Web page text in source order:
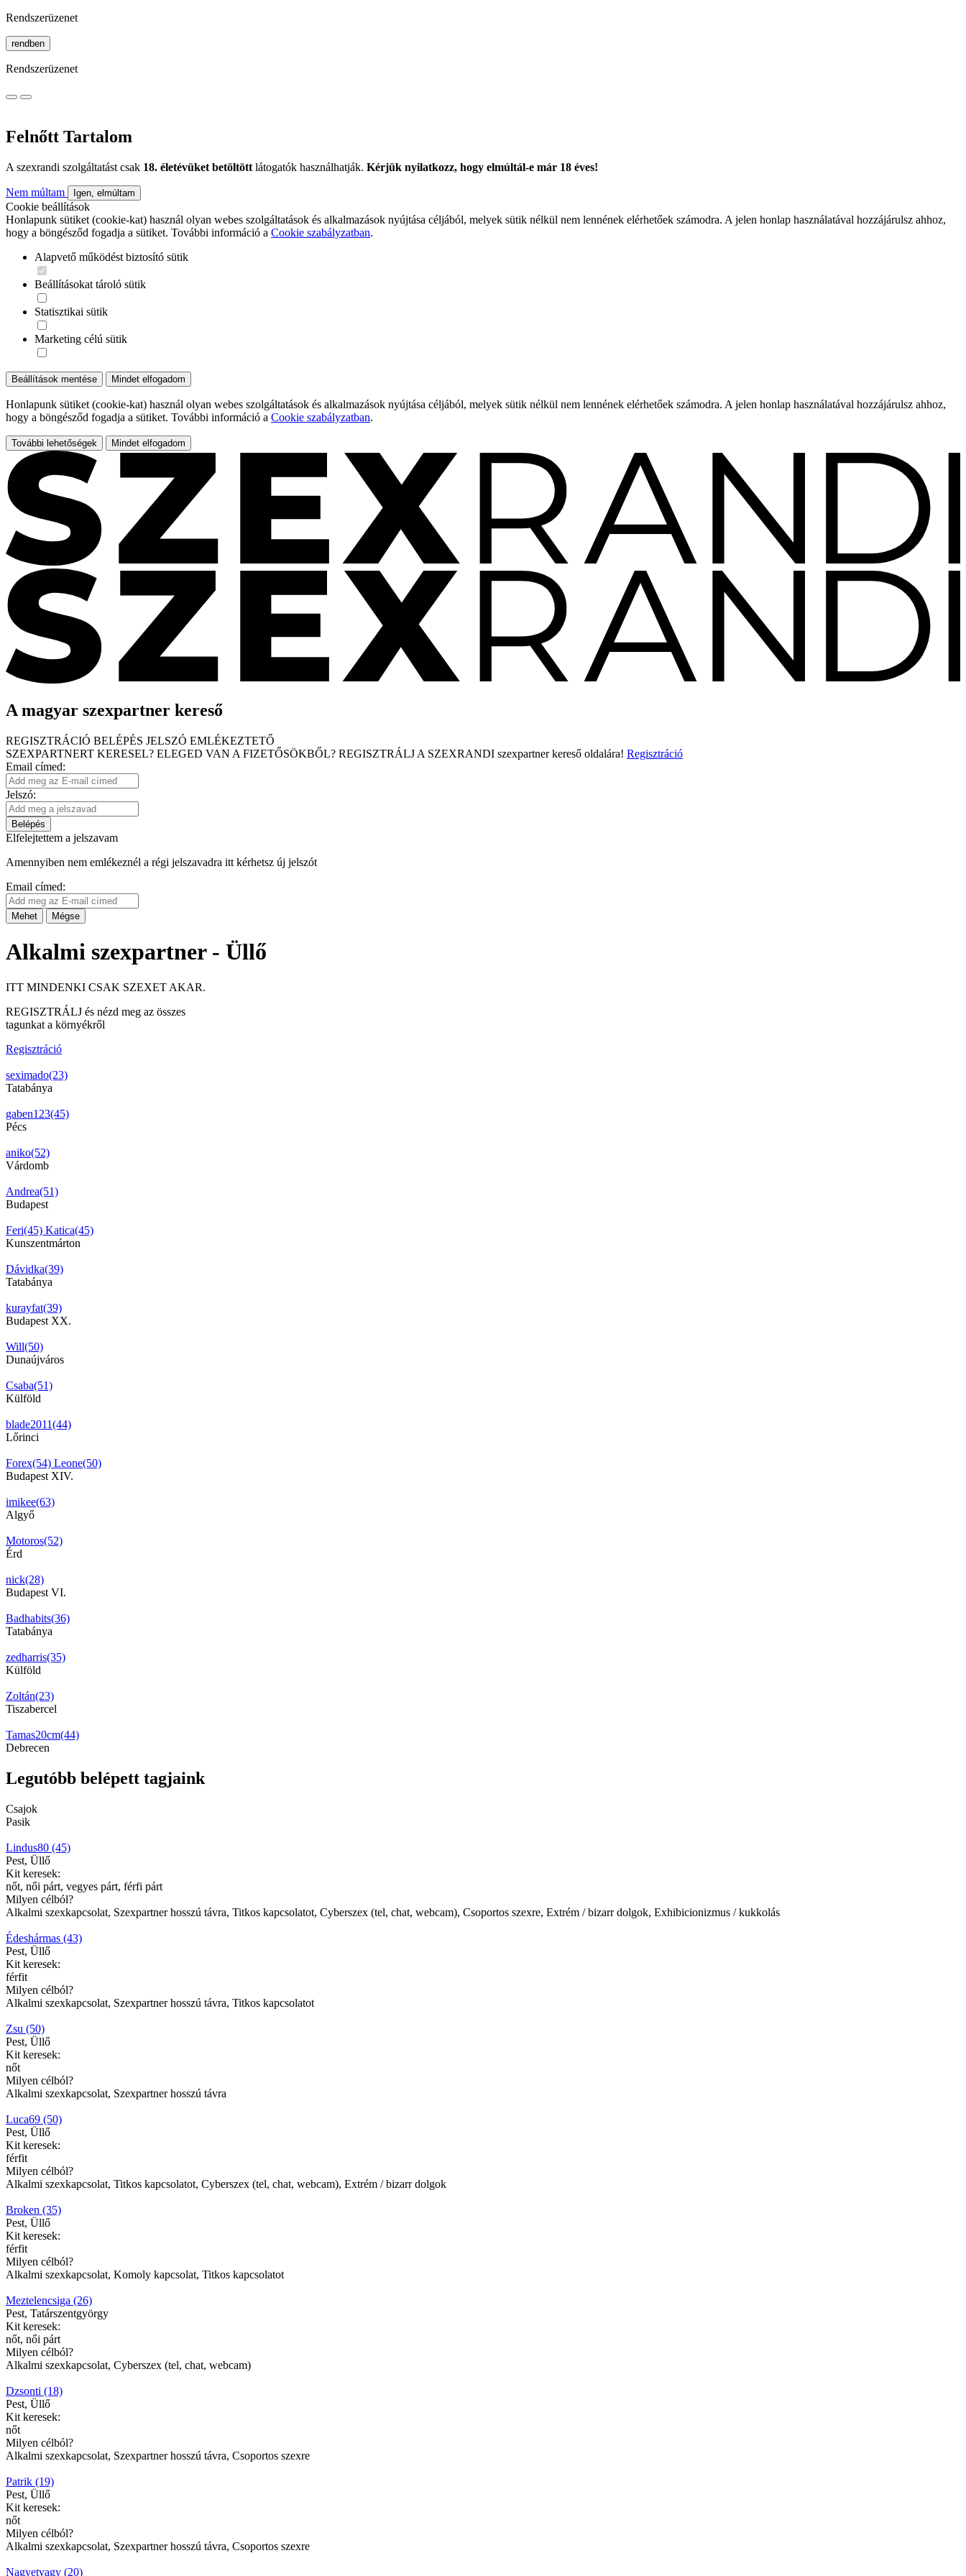
Rendszerüzenet
rendben
Rendszerüzenet
Felnőtt Tartalom
A szexrandi szolgáltatást csak 18. életévüket betöltött látogatók használhatják. Kérjük nyilatkozz, hogy elmúltál-e már 18 éves!
Nem múltam Igen, elmúltam
Cookie beállítások
Honlapunk sütiket (cookie-kat) használ olyan webes szolgáltatások és alkalmazások nyújtása céljából, melyek sütik nélkül nem lennének elérhetőek számodra. A jelen honlap használatával hozzájárulsz ahhoz,
hogy a böngésződ fogadja a sütiket. További információ a Cookie szabályzatban.
Alapvető működést biztosító sütik
Beállításokat tároló sütik
Statisztikai sütik
Marketing célú sütik
Beállítások mentése Mindet elfogadom
Honlapunk sütiket (cookie-kat) használ olyan webes szolgáltatások és alkalmazások nyújtása céljából, melyek sütik nélkül nem lennének elérhetőek számodra. A jelen honlap használatával hozzájárulsz ahhoz,
hogy a böngésződ fogadja a sütiket. További információ a Cookie szabályzatban.
További lehetőségek Mindet elfogadom
A magyar szexpartner kereső
REGISZTRÁCIÓ BELÉPÉS JELSZÓ EMLÉKEZTETŐ
SZEXPARTNERT KERESEL? ELEGED VAN A FIZETŐSÖKBŐL? REGISZTRÁLJ A SZEXRANDI szexpartner kereső oldalára! Regisztráció
Email címed:
Jelszó:
Belépés
Elfelejtettem a jelszavam
Amennyiben nem emlékeznél a régi jelszavadra itt kérhetsz új jelszót
Email címed:
Mehet Mégse
Alkalmi szexpartner - Üllő
ITT MINDENKI CSAK SZEXET AKAR.
REGISZTRÁLJ és nézd meg az összes
tagunkat a környékről
Regisztráció
seximado(23)
Tatabánya
gaben123(45)
Pécs
aniko(52)
Várdomb
Andrea(51)
Budapest
Feri(45) Katica(45)
Kunszentmárton
Dávidka(39)
Tatabánya
kurayfat(39)
Budapest XX.
Will(50)
Dunaújváros
Csaba(51)
Külföld
blade2011(44)
Lőrinci
Forex(54) Leone(50)
Budapest XIV.
imikee(63)
Algyő
Motoros(52)
Érd
nick(28)
Budapest VI.
Badhabits(36)
Tatabánya
zedharris(35)
Külföld
Zoltán(23)
Tiszabercel
Tamas20cm(44)
Debrecen
Legutóbb belépett tagjaink
Csajok
Pasik
Lindus80 (45)
Pest, Üllő
Kit keresek:
nőt, női párt, vegyes párt, férfi párt
Milyen célból?
Alkalmi szexkapcsolat, Szexpartner hosszú távra, Titkos kapcsolatot, Cyberszex (tel, chat, webcam), Csoportos szexre, Extrém / bizarr dolgok, Exhibicionizmus / kukkolás
Édeshármas (43)
Pest, Üllő
Kit keresek:
férfit
Milyen célból?
Alkalmi szexkapcsolat, Szexpartner hosszú távra, Titkos kapcsolatot
Zsu (50)
Pest, Üllő
Kit keresek:
nőt
Milyen célból?
Alkalmi szexkapcsolat, Szexpartner hosszú távra
Luca69 (50)
Pest, Üllő
Kit keresek:
férfit
Milyen célból?
Alkalmi szexkapcsolat, Titkos kapcsolatot, Cyberszex (tel, chat, webcam), Extrém / bizarr dolgok
Broken (35)
Pest, Üllő
Kit keresek:
férfit
Milyen célból?
Alkalmi szexkapcsolat, Komoly kapcsolat, Titkos kapcsolatot
Meztelencsiga (26)
Pest, Tatárszentgyörgy
Kit keresek:
nőt, női párt
Milyen célból?
Alkalmi szexkapcsolat, Cyberszex (tel, chat, webcam)
Dzsonti (18)
Pest, Üllő
Kit keresek:
nőt
Milyen célból?
Alkalmi szexkapcsolat, Szexpartner hosszú távra, Csoportos szexre
Patrik (19)
Pest, Üllő
Kit keresek:
nőt
Milyen célból?
Alkalmi szexkapcsolat, Szexpartner hosszú távra, Csoportos szexre
Nagyetvagy (20)